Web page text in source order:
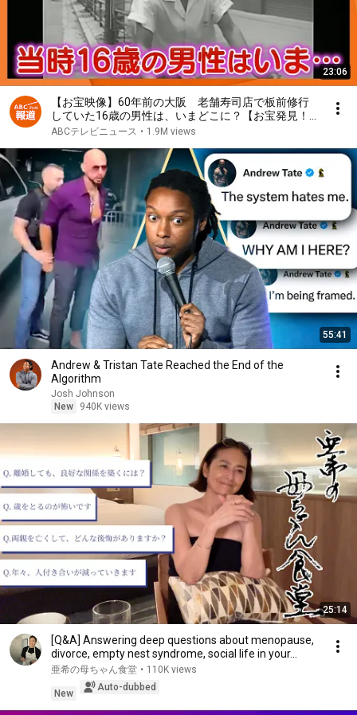
23:06
【お宝映像】60年前の大阪 老舗寿司店で板前修行
していた16歳の男性は、いまどこに？【お宝発見！
関西いまむかし】
ABCテレビニュース • 1.9M views
55:41
Andrew & Tristan Tate Reached the End of the
Algorithm
Josh Johnson
New
940K views
25:14
[Q&A] Answering deep questions about menopause,
divorce, empty nest syndrome, social life in your...
亜希の母ちゃん食堂 • 110K views
New
Auto-dubbed